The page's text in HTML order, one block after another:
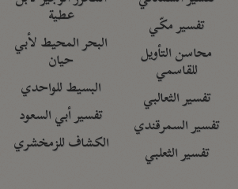
تفسير مكّي
محاسن التأويل
للقاسمي
تفسير الثعالبي
تفسير السمرقندي
تفسير الثعلبي
عطية
البحر المحيط لأبي
حيان
البسيط للواحدي
تفسير أبي السعود
الكشاف للزمخشري